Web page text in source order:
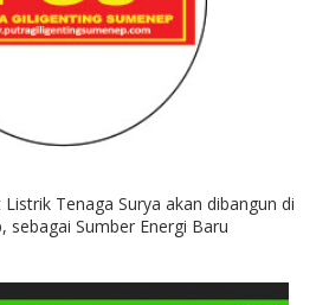
Tenaga Surya akan dibangun di
sebagai Sumber Energi Baru